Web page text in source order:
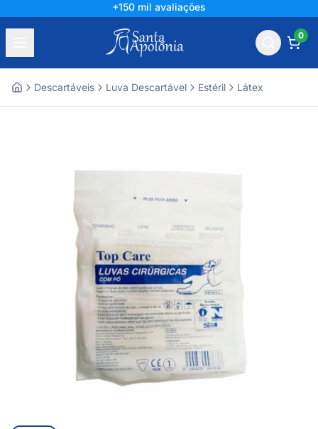
+150 mil avaliações
0
Descartáveis Luva Descartável Estéril Látex